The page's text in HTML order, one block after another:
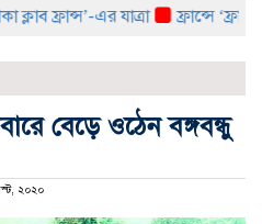
ফ্রান্স’-এর যাত্রা ফ্রান্সে ‘ফ্রাঙ্কো
বেড়ে ওঠেন বঙ্গবন্ধু
২০২০